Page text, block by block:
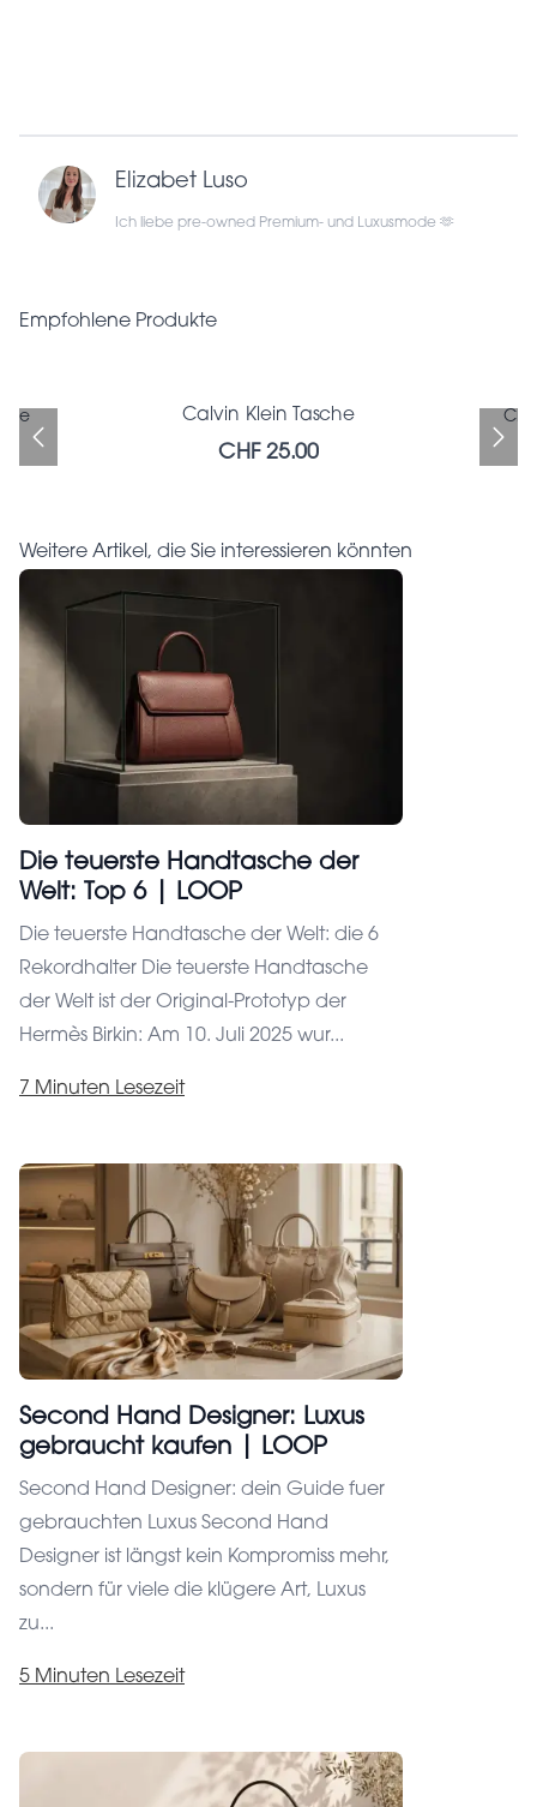
Elizabet Luso
Ich liebe pre-owned Premium- und Luxusmode 🫶
Empfohlene Produkte
Calvin Klein TascheCalvin Klein Tasche
CHF 25.00
LONGCHAMP Gatsby Tasche
CHF 290.00
Weitere Artikel, die Sie interessieren könnten
Die teuerste Handtasche der
Welt: Top 6 | LOOP
Die teuerste Handtasche der Welt: die 6
Rekordhalter Die teuerste Handtasche
der Welt ist der Original-Prototyp der
Hermès Birkin: Am 10. Juli 2025 wur...
7 Minuten Lesezeit
Second Hand Designer: Luxus
gebraucht kaufen | LOOP
Second Hand Designer: dein Guide fuer
gebrauchten Luxus Second Hand
Designer ist längst kein Kompromiss mehr,
sondern für viele die klügere Art, Luxus
zu...
5 Minuten Lesezeit